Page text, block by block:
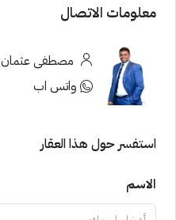
معلومات الاتصال
مصطفى عثمان
واتس اب
استفسر حول هذا العقار
الاسم